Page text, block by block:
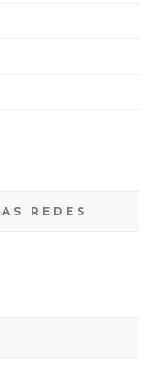
REDES